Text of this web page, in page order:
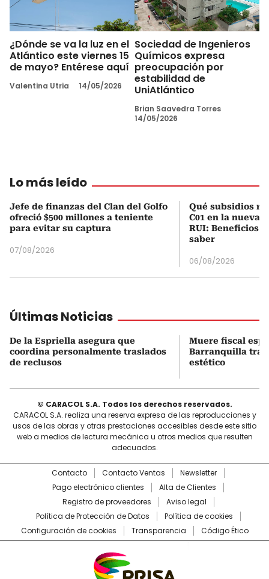
¿Dónde se va la luz en el
Atlántico este viernes 15
de mayo? Entérese aquí
Valentina Utria 14/05/2026
Sociedad de Ingenieros
Químicos expresa
preocupación por
estabilidad de
UniAtlántico
Brian Saavedra Torres
14/05/2026
Lo más leído
Jefe de finanzas del Clan del Golfo
ofreció $500 millones a teniente
para evitar su captura
07/08/2026
Qué subsidios
C01 en la nueva
RUI: Beneficios
saber
06/08/2026
Últimas Noticias
De la Espriella asegura que
coordina personalmente traslados
de reclusos
Muere fiscal
Barranquilla
estético
© CARACOL S.A. Todos los derechos reservados.
CARACOL S.A. realiza una reserva expresa de las reproducciones y
usos de las obras y otras prestaciones accesibles desde este sitio
web a medios de lectura mecánica u otros medios que resulten
adecuados.
Contacto Contacto Ventas
Newsletter
Pago electrónico clientes
Alta de Clientes
Registro de proveedores
Aviso legal
Política de Protección de Datos
Política de cookies
Configuración de cookies
Transparencia Código Ético